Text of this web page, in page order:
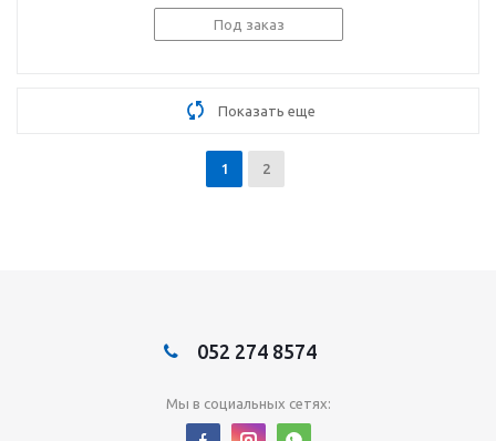
Под заказ
Показать еще
1 2
052 274 8574
Мы в социальных сетях: